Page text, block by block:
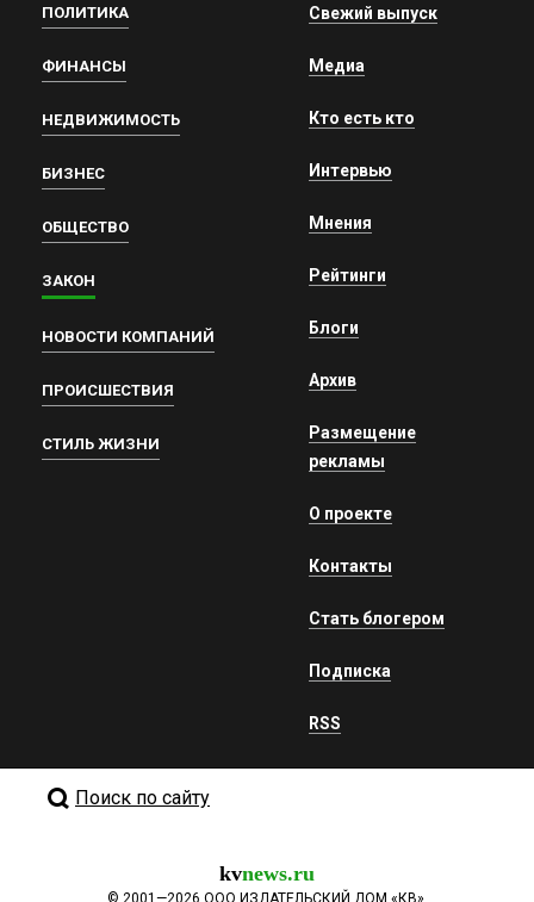
ПОЛИТИКА
ФИНАНСЫ
НЕДВИЖИМОСТЬ
БИЗНЕС
ОБЩЕСТВО
ЗАКОН
НОВОСТИ КОМПАНИЙ
ПРОИСШЕСТВИЯ
СТИЛЬ ЖИЗНИ
Свежий выпуск
Медиа
Кто есть кто
Интервью
Мнения
Рейтинги
Блоги
Архив
Размещение
рекламы
О проекте
Контакты
Стать блогером
Подписка
RSS
Поиск по сайту
kvnews.ru
© 2001—2026 ООО ИЗДАТЕЛЬСКИЙ ДОМ «КВ».